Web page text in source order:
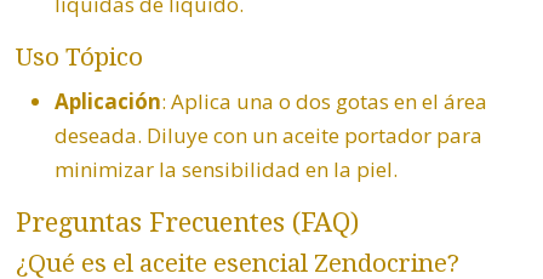
Uso Tópico
Aplicación: Aplica una o dos gotas en el área
deseada. Diluye con un aceite portador para
minimizar la sensibilidad en la piel.
Preguntas Frecuentes (FAQ)
¿Qué es el aceite esencial Zendocrine?